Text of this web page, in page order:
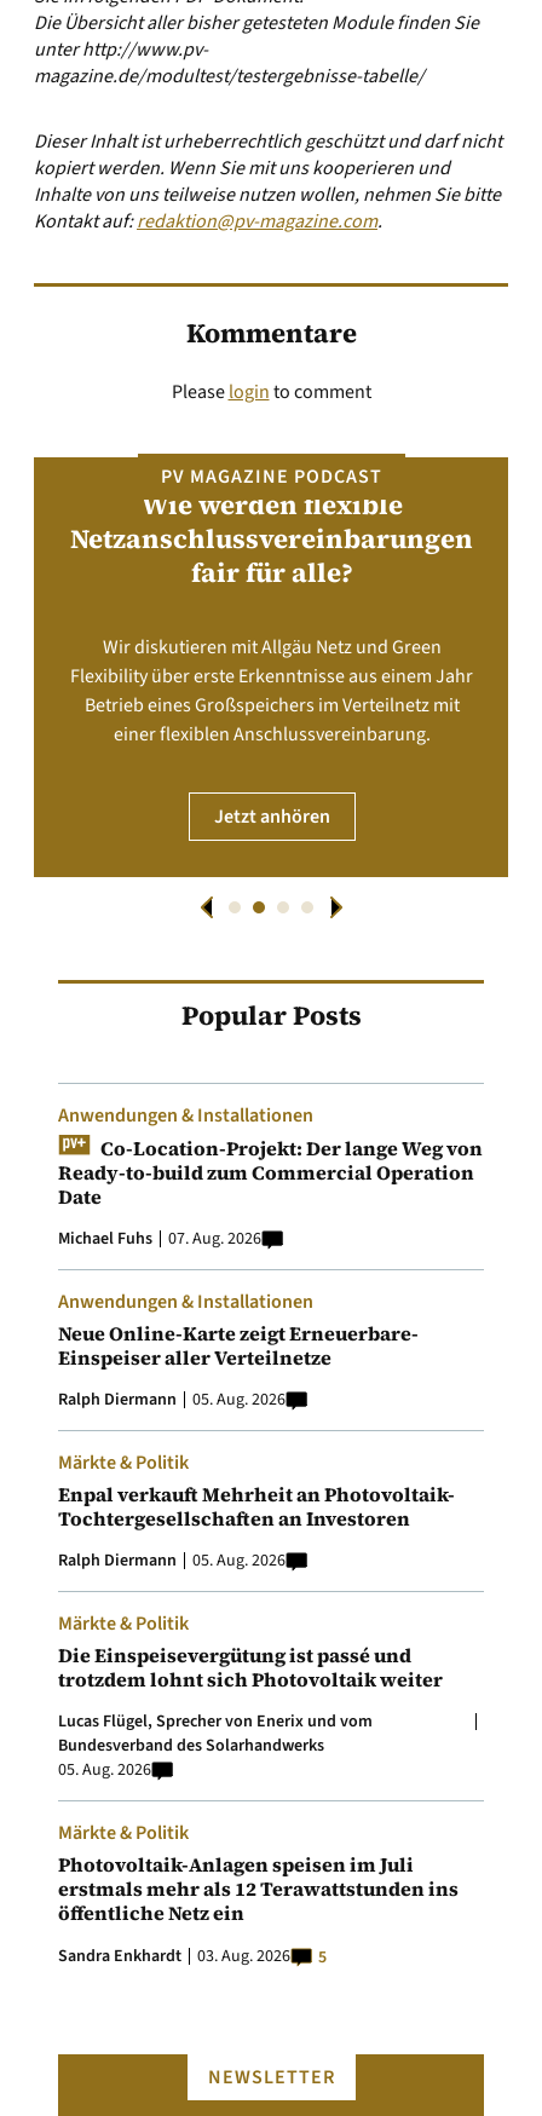
Die Übersicht aller bisher getesteten Module finden Sie
unterhttp://www.pv-
magazine.de/modultest/testergebnisse-tabelle/
Dieser Inhalt ist urheberrechtlich geschützt und darf nicht
kopiert werden. Wenn Sie mit uns kooperieren und
Inhalte von uns teilweise nutzen wollen, nehmen Sie bitte
Kontakt auf:redaktion@pv-magazine.com.
Kommentare
Pleaseloginto comment
PV MAGAZINE PODCAST
Wie werden flexible
Netzanschlussvereinbarungen
fair für alle?
Wir diskutieren mit Allgäu Netz und Green
Flexibility über erste Erkenntnisse aus einem Jahr
Betrieb eines Großspeichers im Verteilnetz mit
einer flexiblen Anschlussvereinbarung.
Jetzt anhören
Popular Posts
Anwendungen & Installationen
Co-Location-Projekt: Der lange Weg von
Ready-to-build zum Commercial Operation
Date
Michael Fuhs 07. Aug. 2026
Anwendungen & Installationen
Neue Online-Karte zeigt Erneuerbare-
Einspeiser aller Verteilnetze
Ralph Diermann 05. Aug. 2026
Märkte & Politik
Enpal verkauft Mehrheit an Photovoltaik-
Tochtergesellschaften an Investoren
Ralph Diermann 05. Aug. 2026
Märkte & Politik
Die Einspeisevergütung ist passé und
trotzdem lohnt sich Photovoltaik weiter
Lucas Flügel, Sprecher von Enerix und vom
Bundesverband des Solarhandwerks
05. Aug. 2026
Märkte & Politik
Photovoltaik-Anlagen speisen im Juli
erstmals mehr als 12 Terawattstunden ins
öffentliche Netz ein
Sandra Enkhardt 03. Aug. 2026 5
NEWSLETTER